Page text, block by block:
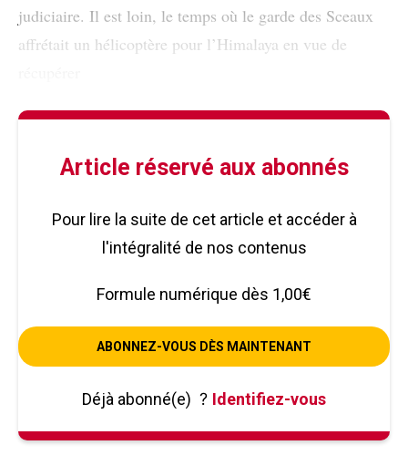
judiciaire. Il est loin, le temps où le garde des Sceaux
affrétait un hélicoptère pour l’Himalaya en vue de
Article réservé aux abonnés
Pour lire la suite de cet article et accéder à
l'intégralité de nos contenus
Formule numérique dès 1,00€
ABONNEZ-VOUS DÈS MAINTENANT
Déjà abonné(e) ? Identifiez-vous